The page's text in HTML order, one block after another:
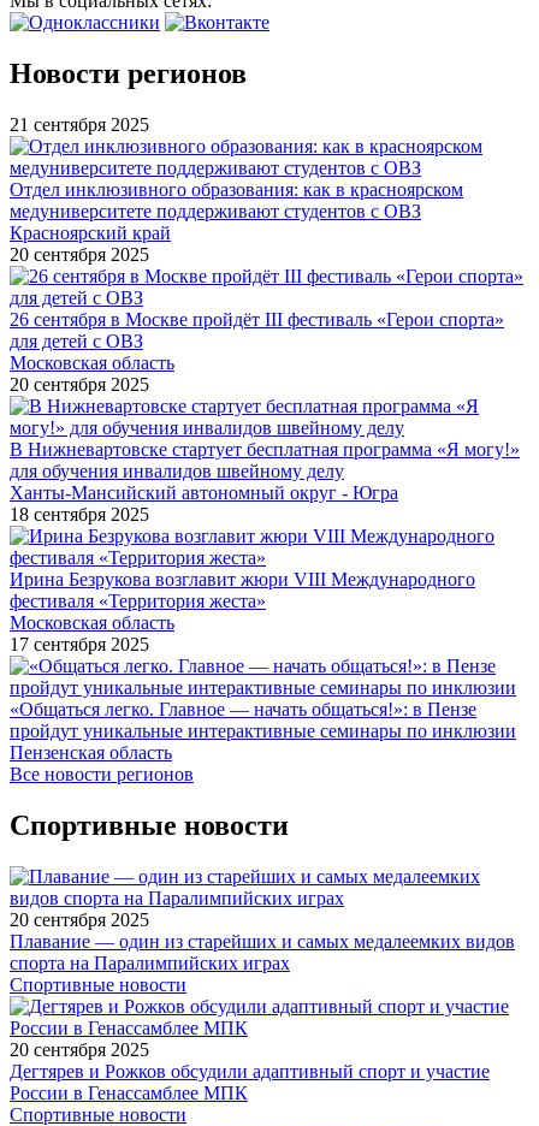
Новости регионов
21 сентября 2025
Отдел инклюзивного образования: как в красноярском
медуниверситете поддерживают студентов с ОВЗ
Красноярский край
20 сентября 2025
26 сентября в Москве пройдёт III фестиваль «Герои спорта»
для детей с ОВЗ
Московская область
20 сентября 2025
В Нижневартовске стартует бесплатная программа «Я могу!»
для обучения инвалидов швейному делу
Ханты-Мансийский автономный округ - Югра
18 сентября 2025
Ирина Безрукова возглавит жюри VIII Международного
фестиваля «Территория жеста»
Московская область
17 сентября 2025
«Общаться легко. Главное — начать общаться!»: в Пензе
пройдут уникальные интерактивные семинары по инклюзии
Пензенская область
Все новости регионов
Спортивные новости
20 сентября 2025
Плавание — один из старейших и самых медалеемких видов
спорта на Паралимпийских играх
Спортивные новости
20 сентября 2025
Дегтярев и Рожков обсудили адаптивный спорт и участие
России в Генассамблее МПК
Спортивные новости